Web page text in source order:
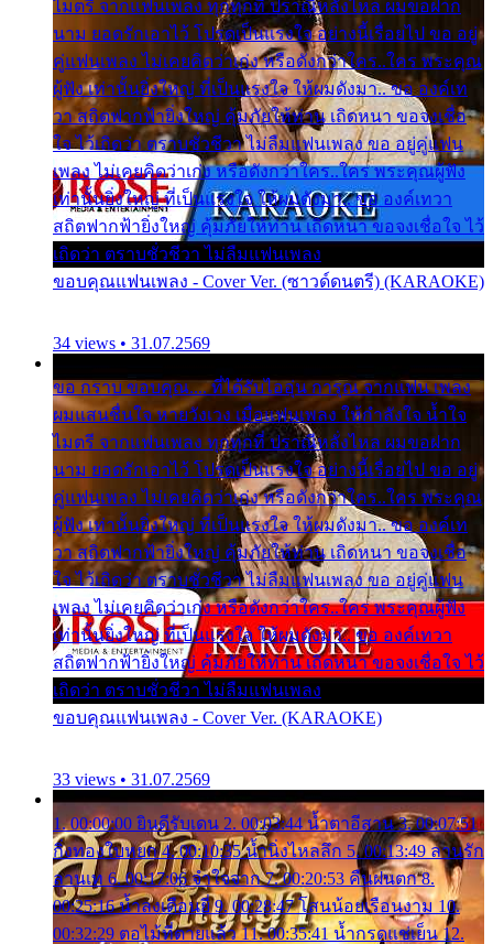
ไมตรี จากแฟนเพลง ทุกทุกที่ ปราณีหลั่งไหล ผมขอฝาก
นาม ยอดรักเอาไว้ โปรดเป็นแรงใจ อย่างนี้เรื่อยไป ขอ อยู่
คู่แฟนเพลง ไม่เคยคิดว่าเก่ง หรือดังกว่าใคร..ใคร พระคุณ
ผู้ฟัง เท่านั้นยิ่งใหญ่ ที่เป็นแรงใจ ให้ผมดังมา.. ขอ องค์เท
วา สถิตฟากฟ้ายิ่งใหญ่ คุ้มภัยให้ท่าน เถิดหนา ขอจงเชื่อ
ใจ ไว้เถิดว่า ตราบชั่วชีวา ไม่ลืมแฟนเพลง ขอ อยู่คู่แฟน
เพลง ไม่เคยคิดว่าเก่ง หรือดังกว่าใคร..ใคร พระคุณผู้ฟัง
เท่านั้นยิ่งใหญ่ ที่เป็นแรงใจ ให้ผมดังมา.. ขอ องค์เทวา
สถิตฟากฟ้ายิ่งใหญ่ คุ้มภัยให้ท่าน เถิดหนา ขอจงเชื่อใจ ไว้
เถิดว่า ตราบชั่วชีวา ไม่ลืมแฟนเพลง
ขอบคุณแฟนเพลง - Cover Ver. (ซาวด์ดนตรี) (KARAOKE)
34 views • 31.07.2569
ขอ กราบ ขอบคุณ.... ที่ได้รับไออุ่น การุณ จากแฟน เพลง
ผมแสนชื่นใจ หายวังเวง เมื่อแฟนเพลง ให้กำลังใจ น้ำใจ
ไมตรี จากแฟนเพลง ทุกทุกที่ ปราณีหลั่งไหล ผมขอฝาก
นาม ยอดรักเอาไว้ โปรดเป็นแรงใจ อย่างนี้เรื่อยไป ขอ อยู่
คู่แฟนเพลง ไม่เคยคิดว่าเก่ง หรือดังกว่าใคร..ใคร พระคุณ
ผู้ฟัง เท่านั้นยิ่งใหญ่ ที่เป็นแรงใจ ให้ผมดังมา.. ขอ องค์เท
วา สถิตฟากฟ้ายิ่งใหญ่ คุ้มภัยให้ท่าน เถิดหนา ขอจงเชื่อ
ใจ ไว้เถิดว่า ตราบชั่วชีวา ไม่ลืมแฟนเพลง ขอ อยู่คู่แฟน
เพลง ไม่เคยคิดว่าเก่ง หรือดังกว่าใคร..ใคร พระคุณผู้ฟัง
เท่านั้นยิ่งใหญ่ ที่เป็นแรงใจ ให้ผมดังมา.. ขอ องค์เทวา
สถิตฟากฟ้ายิ่งใหญ่ คุ้มภัยให้ท่าน เถิดหนา ขอจงเชื่อใจ ไว้
เถิดว่า ตราบชั่วชีวา ไม่ลืมแฟนเพลง
ขอบคุณแฟนเพลง - Cover Ver. (KARAOKE)
33 views • 31.07.2569
1. 00:00:00 ยินดีรับเดน 2. 00:03:44 น้ำตาอีสาน 3. 00:07:51
กิ่งทองใบหยก 4. 00:10:35 น้ำนิ่งไหลลึก 5. 00:13:49 ลานรัก
ลานเท 6. 00:17:06 จำใจจาก 7. 00:20:53 คืนฝนตก 8.
00:25:16 น้ำลงเดือนยี่ 9. 00:28:47 โสนน้อยเรือนงาม 10.
00:32:29 ตอไม้ที่ตายแล้ว 11. 00:35:41 น้ำกรดแช่เย็น 12.